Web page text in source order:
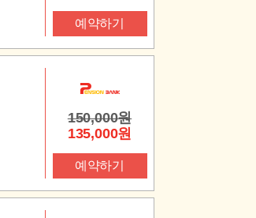
예약하기
150,000원
135,000원
예약하기